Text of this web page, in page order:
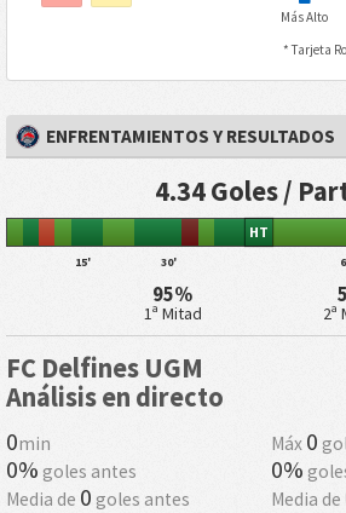
Más Alto
* Tarjeta
ENFRENTAMIENTOS Y RESULTADOS
4.34 Goles /
15' 30'
HT
95%
1ª Mitad 2ª
FC Delfines UGM
Análisis en directo
0min Máx 0
0% goles antes 0%
Media de 0 goles antes Media de